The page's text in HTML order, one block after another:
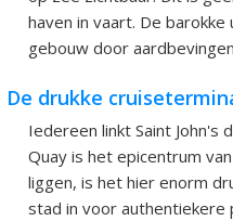
haven in vaart. De
gebouw door
De drukke
Iedereen linkt Saint John's
Quay is het epicentrum
liggen, is het hier enorm
stad in voor authentiekere